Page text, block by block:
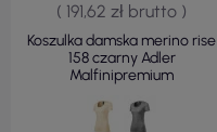
( 191,62 zł brutto )
Koszulka damska merino rise
158 czarny Adler
Malfinipremium